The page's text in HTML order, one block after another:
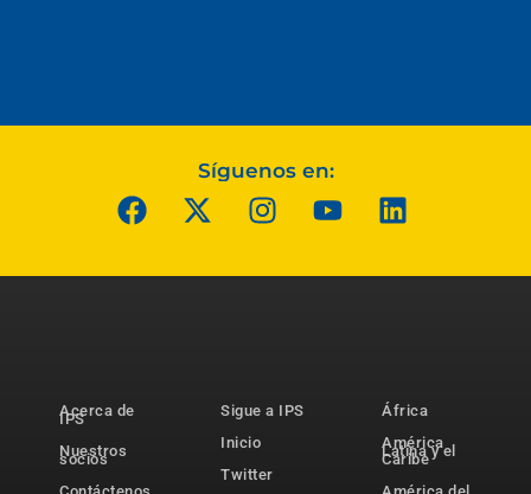
Síguenos en:
Acerca de
IPS
Nuestros
socios
Sigue a IPS
Inicio
Twitter
África
América
Latina y el
Caribe